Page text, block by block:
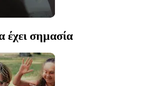
έχει σημασία